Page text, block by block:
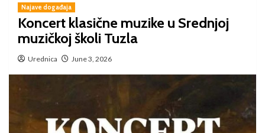
Najave događaja
Koncert klasične muzike u Srednjoj
muzičkoj školi Tuzla
Urednica June 3, 2026